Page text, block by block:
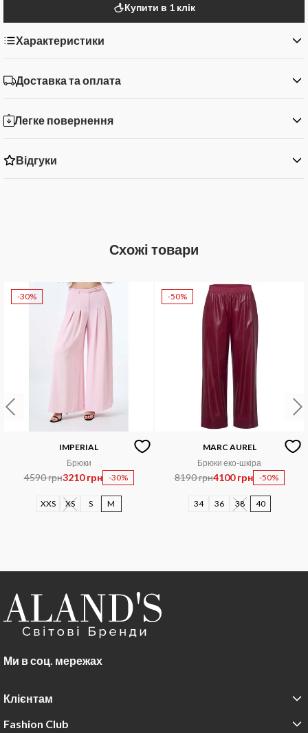
Купити в 1 клік
Характеристики
Доставка та оплата
Легке повернення
Відгуки
Схожі товари
-30%
IMPERIAL
Брюки
4590 грн3210 грн -30%
XXS XS S M
-50%
MARC AUREL
Брюки еко-шкіра
8190 грн4100 грн -50%
34 36 38 40
Ми в соц. мережах
Клієнтам
Fashion Club